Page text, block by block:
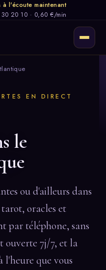
à l'écoute maintenant
20 10 · 0,60 €/min
EN DIRECT
le
ou d'ailleurs dans
oracles et
par téléphone, sans
ouverte 7j/7, et la
l'heure que vous